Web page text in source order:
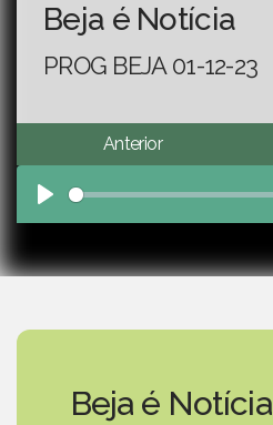
Beja é Notícia
PROG BEJA 01-12-23
Anterior
Play
Beja é Notícia